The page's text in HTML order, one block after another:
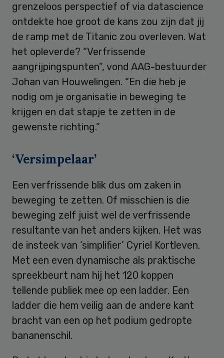
grenzeloos perspectief of via datascience
ontdekte hoe groot de kans zou zijn dat jij
de ramp met de Titanic zou overleven. Wat
het opleverde? “Verfrissende
aangrijpingspunten”, vond AAG-bestuurder
Johan van Houwelingen. “En die heb je
nodig om je organisatie in beweging te
krijgen en dat stapje te zetten in de
gewenste richting.”
‘Versimpelaar’
Een verfrissende blik dus om zaken in
beweging te zetten. Of misschien is die
beweging zelf juist wel de verfrissende
resultante van het anders kijken. Het was
de insteek van ‘simplifier’ Cyriel Kortleven.
Met een even dynamische als praktische
spreekbeurt nam hij het 120 koppen
tellende publiek mee op een ladder. Een
ladder die hem veilig aan de andere kant
bracht van een op het podium gedropte
bananenschil.